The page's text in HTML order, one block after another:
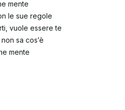
mente
le sue regole
vuole essere te
sa cos′è
mente